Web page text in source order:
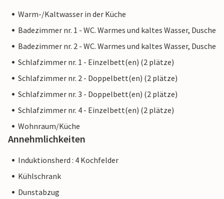
Warm-/Kaltwasser in der Küche
Badezimmer nr. 1 - WC. Warmes und kaltes Wasser, Dusche
Badezimmer nr. 2 - WC. Warmes und kaltes Wasser, Dusche
Schlafzimmer nr. 1 - Einzelbett(en) (2 plätze)
Schlafzimmer nr. 2 - Doppelbett(en) (2 plätze)
Schlafzimmer nr. 3 - Doppelbett(en) (2 plätze)
Schlafzimmer nr. 4 - Einzelbett(en) (2 plätze)
Wohnraum/Küche
Annehmlichkeiten
Induktionsherd : 4 Kochfelder
Kühlschrank
Dunstabzug